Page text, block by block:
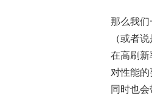
那么我们
（或者
在高刷新
对性能
同时也会